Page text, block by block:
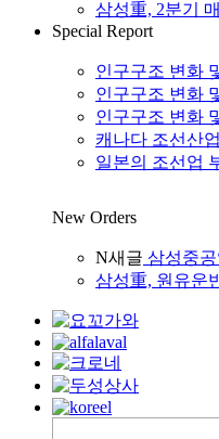
삼성重, 2분기
Special Report
인구구조 변화
인구구조 변화
인구구조 변화
캐나다 조선산
일본의 조선업
New Orders
N새글 삼성중
삼성重, 원유운